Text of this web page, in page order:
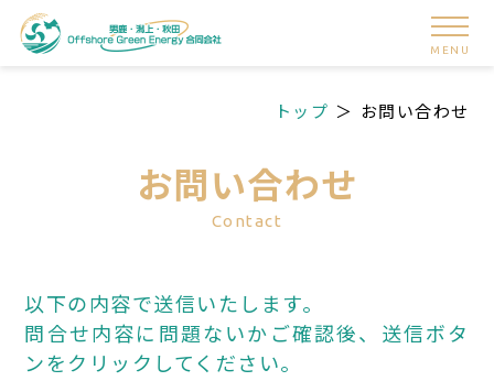
MENU
トップ お問い合わせ
お問い合わせ
Contact
以下の内容で送信いたします。
問合せ内容に問題ないかご確認後、送信ボタ
ンをクリックしてください。